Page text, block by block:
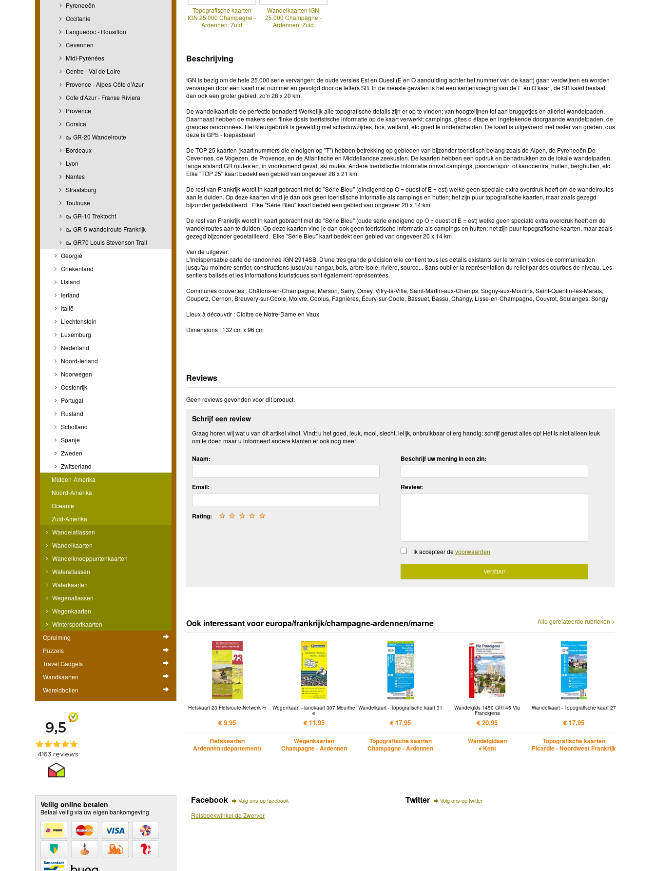
Pyreneeën
Occitanie
Languedoc - Rousillon
Cevennen
Midi-Pyrénées
Centre - Val de Loire
Provence - Alpes-Côte d’Azur
Cote d'Azur - Franse Riviera
Provence
Corsica
🥾 GR-20 Wandelroute
Bordeaux
Lyon
Nantes
Straatsburg
Toulouse
🥾 GR-10 Trektocht
🥾 GR-5 wandelroute Frankrijk
🥾 GR70 Louis Stevenson Trail
Georgië
Griekenland
IJsland
Ierland
Italië
Liechtenstein
Luxemburg
Nederland
Noord-Ierland
Noorwegen
Oostenrijk
Portugal
Rusland
Schotland
Spanje
Zweden
Zwitserland
Midden-Amerika
Noord-Amerika
Oceanië
Zuid-Amerika
Wandelatlassen
Wandelkaarten
Wandelknooppuntenkaarten
Wateratlassen
Waterkaarten
Wegenatlassen
Wegenkaarten
Wintersportkaarten
Opruiming
Puzzels
Travel Gadgets
Wandkaarten
Wereldbollen
Veilig online betalen
Betaal veilig via uw eigen bankomgeving
Topografische kaarten
IGN 25.000 Champagne -
Ardennen: Zuid
Wandelkaarten IGN
25.000 Champagne -
Ardennen: Zuid
Beschrijving
IGN is bezig om de hele 25.000 serie vervangen: de oude versies Est en Ouest (E en O aanduiding achter het nummer van de kaart) gaan verdwijnen en worden
vervangen door een kaart met nummer en gevolgd door de letters SB. In de meeste gevalen is het een samenvoeging van de E en O kaart, de SB kaart beslaat
dan ook een groter gebied, zo'n 28 x 20 km.
De wandelkaart die de perfectie benadert! Werkelijk alle topografische details zijn er op te vinden; van hoogtelijnen tot aan bruggetjes en allerlei wandelpaden.
Daarnaast hebben de makers een flinke dosis toeristische informatie op de kaart verwerkt: campings, gites d étape en ingetekende doorgaande wandelpaden, de
grandes randonnées. Het kleurgebruik is geweldig met schaduwzijdes, bos, weiland, etc goed te onderscheiden. De kaart is uitgevoerd met raster van graden, dus
deze is GPS - toepasbaar!
De TOP 25 kaarten (kaart nummers die eindigen op "T") hebben betrekking op gebieden van bijzonder toeristisch belang zoals de Alpen, de Pyreneeën,De
Cevennes, de Vogezen, de Provence, en de Atlantische en Middellandse zeekusten. De kaarten hebben een opdruk en benadrukken zo de lokale wandelpaden,
lange afstand GR routes en, in voorkomend geval, ski routes. Andere toeristische informatie omvat campings, paardensport of kanocentra, hutten, berghutten, etc.
Elke "TOP 25" kaart bedekt een gebied van ongeveer 28 x 21 km.
De rest van Frankrijk wordt in kaart gebracht met de "Série Bleu" (eindigend op O = ouest of E = est) welke geen speciale extra overdruk heeft om de wandelroutes
aan te duiden. Op deze kaarten vind je dan ook geen toeristische informatie als campings en hutten; het zijn puur topografische kaarten, maar zoals gezegd
bijzonder gedetailleerd. Elke "Série Bleu" kaart bedekt een gebied van ongeveer 20 x 14 km
De rest van Frankrijk wordt in kaart gebracht met de "Série Bleu" (oude serie eindigend op O = ouest of E = est) welke geen speciale extra overdruk heeft om de
wandelroutes aan te duiden. Op deze kaarten vind je dan ook geen toeristische informatie als campings en hutten; het zijn puur topografische kaarten, maar zoals
gezegd bijzonder gedetailleerd. Elke "Série Bleu" kaart bedekt een gebied van ongeveer 20 x 14 km
Van de uitgever:
L'indispensable carte de randonnée IGN 2914SB. D'une très grande précision elle contient tous les détails existants sur le terrain : voies de communication
jusqu'au moindre sentier, constructions jusqu'au hangar, bois, arbre isolé, rivière, source... Sans oublier la représentation du relief par des courbes de niveau. Les
sentiers balisés et les informations touristiques sont également représentées.
Communes couvertes : Châlons-en-Champagne, Marson, Sarry, Omey, Vitry-la-Ville, Saint-Martin-aux-Champs, Sogny-aux-Moulins, Saint-Quentin-les-Marais,
Coupetz, Cernon, Breuvery-sur-Coole, Moivre, Coolus, Fagnières, Écury-sur-Coole, Bassuet, Bassu, Changy, Lisse-en-Champagne, Couvrot, Soulanges, Songy
Lieux à découvrir : Cloître de Notre-Dame en Vaux
Dimensions : 132 cm x 96 cm
Reviews
Geen reviews gevonden voor dit product.
Schrijf een review
Graag horen wij wat u van dit artikel vindt. Vindt u het goed, leuk, mooi, slecht, lelijk, onbruikbaar of erg handig: schrijf gerust alles op! Het is niet alleen leuk
om te doen maar u informeert andere klanten er ook nog mee!
Naam:
Email:
Rating: ☆
☆
☆
☆
☆
Beschrijf uw mening in een zin:
Review:
Ik accepteer devoorwaarden
Alle gerelateerde rubrieken >
Ook interessant voor europa/frankrijk/champagne-ardennen/marne
Fietskaart 23 Fietsroute-Netwerk Fr
€ 9,95
Fietskaarten
Ardennen (departement)
Wegenkaart - landkaart 307 Meurthe
e
€ 11,95
Wegenkaarten
Champagne - Ardennen
Wandelkaart - Topografische kaart 31
€ 17,95
Topografische kaarten
Champagne - Ardennen
Wandelgids 1450 GR145 Via
Francigena
€ 20,95
Wandelgidsen
♦ Kent
Wandelkaart - Topografische kaart 27
€ 17,95
Topografische kaarten
Picardie - Noordwest Frankrijk
Facebook Volg ons op facebook
Reisboekwinkel de Zwerver
Twitter Volg ons op twitter